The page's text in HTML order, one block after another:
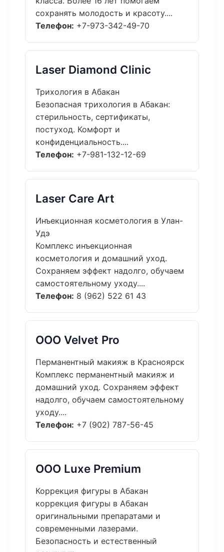
сохранять молодость и красоту....
Телефон: +7-973-342-49-70
Laser Diamond Clinic
Трихология в Абакан
Безопасная трихология в Абакан:
стерильность, сертификаты,
постуход. Комфорт и
конфиденциальность....
Телефон: +7-981-132-12-69
Laser Care Art
Инъекционная косметология в Улан-
Удэ
Комплекс инъекционная
косметология и домашний уход.
Сохраняем эффект надолго, обучаем
самостоятельному уходу....
Телефон: 8 (962) 522 61 43
ООО Velvet Pro
Перманентный макияж в Красноярск
Комплекс перманентный макияж и
домашний уход. Сохраняем эффект
надолго, обучаем самостоятельному
уходу....
Телефон: +7 (902) 787-56-45
ООО Luxe Premium
Коррекция фигуры в Абакан
коррекция фигуры в Абакан
оригинальными препаратами и
современными лазерами.
Безопасность и естественный